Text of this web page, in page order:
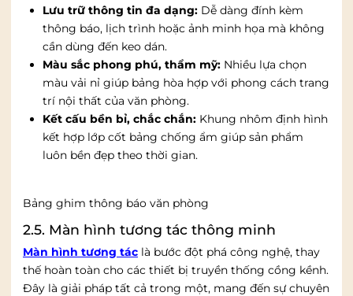
Lưu trữ thông tin đa dạng: Dễ dàng đính kèm
thông báo, lịch trình hoặc ảnh minh họa mà không
cần dùng đến keo dán.
Màu sắc phong phú, thẩm mỹ: Nhiều lựa chọn
màu vải nỉ giúp bảng hòa hợp với phong cách trang
trí nội thất của văn phòng.
Kết cấu bền bỉ, chắc chắn: Khung nhôm định hình
kết hợp lớp cốt bảng chống ẩm giúp sản phẩm
luôn bền đẹp theo thời gian.
Bảng ghim thông báo văn phòng
2.5. Màn hình tương tác thông minh
Màn hình tương tác là bước đột phá công nghệ, thay
thế hoàn toàn cho các thiết bị truyền thống cồng kềnh.
Đây là giải pháp tất cả trong một, mang đến sự chuyên